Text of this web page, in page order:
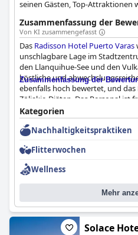
seinen Gästen, Top-Attraktionen
Zusammenfassung der
Von KI zusammengefasst
Das Radisson Hotel Puerto Varas
unschlagbare Lage im
den Llanquihue-See und den
köstliche und
ebenfalls hoch bewertet, und
Zöliakie-Diäten. Das Personal ist
und viele Gäste loben den
sind sauber, gut ausgestattet
Parkplatzsituation etwas
und die Hot-Stone-Massagen. Die
spektakulär bequem
erholsamen Schlaf. Während
dass die Einrichtungen des
verdienen, wird das Hotel im
seine ausgezeichnete Lage, das
komfortablen Zimmer, das
Erlebnis gelobt.
Zusammenfassung der
Kategorien
Nachhaltigkeitspraktiken
Flitterwochen
Wellness
Mehr
Solace